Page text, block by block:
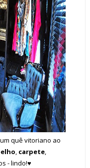
quê vitoriano ao
, carpete,
- lindo!♥